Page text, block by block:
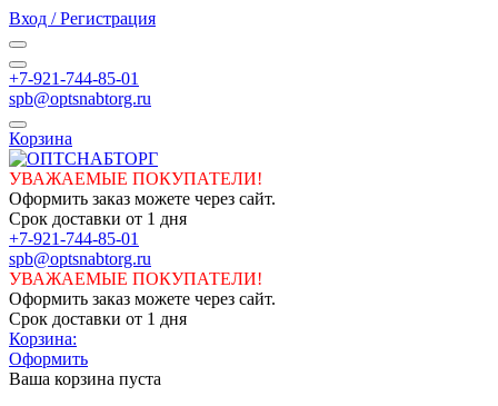
Вход / Регистрация
+7-921-744-85-01
spb@optsnabtorg.ru
Корзина
УВАЖАЕМЫЕ ПОКУПАТЕЛИ!
Оформить заказ можете через сайт.
Срок доставки от 1 дня
+7-921-744-85-01
spb@optsnabtorg.ru
УВАЖАЕМЫЕ ПОКУПАТЕЛИ!
Оформить заказ можете через сайт.
Срок доставки от 1 дня
Корзина:
Оформить
Ваша корзина пуста